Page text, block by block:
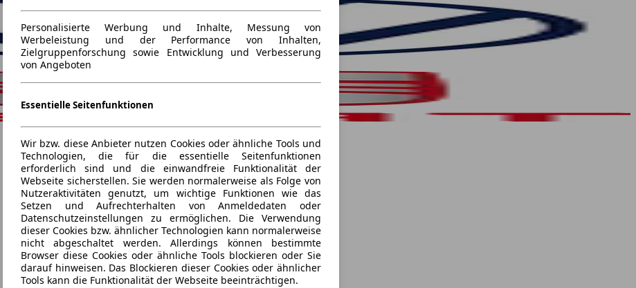
Personalisierte Werbung und Inhalte, Messung von
Werbeleistung und der Performance von Inhalten,
Zielgruppenforschung sowie Entwicklung und Verbesserung
von Angeboten
Essentielle Seitenfunktionen
Wir bzw. diese Anbieter nutzen Cookies oder ähnliche Tools und
Technologien, die für die essentielle Seitenfunktionen
erforderlich sind und die einwandfreie Funktionalität der
Webseite sicherstellen. Sie werden normalerweise als Folge von
Nutzeraktivitäten genutzt, um wichtige Funktionen wie das
Setzen und Aufrechterhalten von Anmeldedaten oder
Datenschutzeinstellungen zu ermöglichen. Die Verwendung
dieser Cookies bzw. ähnlicher Technologien kann normalerweise
nicht abgeschaltet werden. Allerdings können bestimmte
Browser diese Cookies oder ähnliche Tools blockieren oder Sie
darauf hinweisen. Das Blockieren dieser Cookies oder ähnlicher
Tools kann die Funktionalität der Webseite beeinträchtigen.